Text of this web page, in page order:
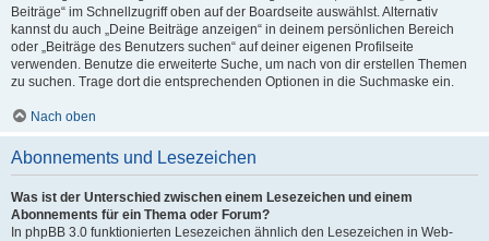
Beiträge“ im Schnellzugriff oben auf der Boardseite auswählst. Alternativ
kannst du auch „Deine Beiträge anzeigen“ in deinem persönlichen Bereich
oder „Beiträge des Benutzers suchen“ auf deiner eigenen Profilseite
verwenden. Benutze die erweiterte Suche, um nach von dir erstellen Themen
zu suchen. Trage dort die entsprechenden Optionen in die Suchmaske ein.
Nach oben
Abonnements und Lesezeichen
Was ist der Unterschied zwischen einem Lesezeichen und einem
Abonnements für ein Thema oder Forum?
In phpBB 3.0 funktionierten Lesezeichen ähnlich den Lesezeichen in Web-